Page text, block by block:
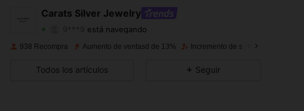
Carats Silver Jewelry
está navegando
4,88 Calificación 351Artículos
938 Recompra Aumento de ventasd de 13% Incremento de seguidores de 12%
Todos los artículos Seguir